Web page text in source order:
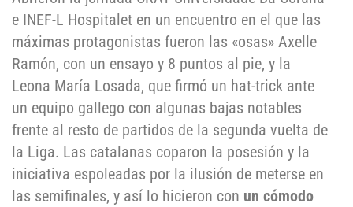
e INEF-L Hospitalet en un encuentro en el que las
máximas protagonistas fueron las «osas» Axelle
Ramón, con un ensayo y 8 puntos al pie, y la
Leona María Losada, que firmó un hat-trick ante
un equipo gallego con algunas bajas notables
frente al resto de partidos de la segunda vuelta de
la Liga. Las catalanas coparon la posesión y la
iniciativa espoleadas por la ilusión de meterse en
las semifinales, y así lo hicieron con un cómodo